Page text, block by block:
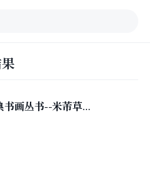
书画丛书--米芾草书